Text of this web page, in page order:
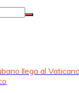
llega al